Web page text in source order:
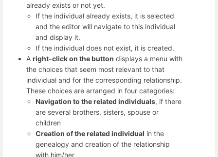
already exists or not yet.
If the individual already exists, it is selected
and the editor will navigate to this individual
and display it.
If the individual does not exist, it is created.
A right-click on the button displays a menu with
the choices that seem most relevant to that
individual and for the corresponding relationship.
These choices are arranged in four categories:
Navigation to the related individuals, if there
are several brothers, sisters, spouse or
children
Creation of the related individual in the
genealogy and creation of the relationship
with him/her